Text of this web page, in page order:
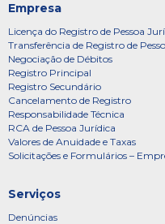
Empresa
Licença do Registro de Pessoa
Transferência de Registro de
Negociação de Débitos
Registro Principal
Registro Secundário
Cancelamento de Registro
Responsabilidade Técnica
RCA de Pessoa Jurídica
Valores de Anuidade e Taxas
Solicitações e Formulários –
Serviços
Denúncias